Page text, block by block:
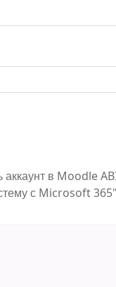
аккаунт в Moodle
с Microsoft